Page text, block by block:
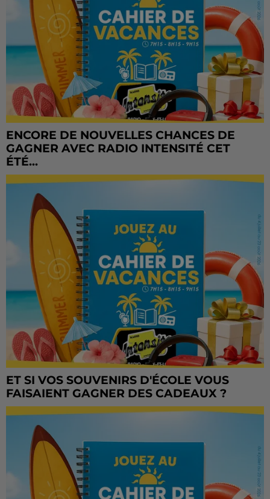
ENCORE DE NOUVELLES CHANCES DE
GAGNER AVEC RADIO INTENSITÉ CET
ÉTÉ...
ET SI VOS SOUVENIRS D'ÉCOLE VOUS
FAISAIENT GAGNER DES CADEAUX ?